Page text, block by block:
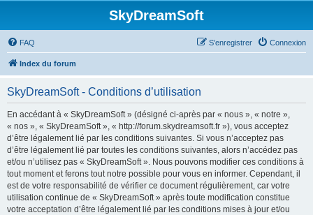
SkyDreamSoft
FAQ Connexion
S’enregistrer
Index du forum
SkyDreamSoft - Conditions d’utilisation
En accédant à « SkyDreamSoft » (désigné ci-après par « nous », « notre »,
« nos », « SkyDreamSoft », « http://forum.skydreamsoft.fr »), vous acceptez
d’être légalement lié par les conditions suivantes. Si vous n’acceptez pas
d’être légalement lié par toutes les conditions suivantes, alors n’accédez pas
et/ou n’utilisez pas « SkyDreamSoft ». Nous pouvons modifier ces conditions à
tout moment et ferons tout notre possible pour vous en informer. Cependant, il
est de votre responsabilité de vérifier ce document régulièrement, car votre
utilisation continue de « SkyDreamSoft » après toute modification constitue
votre acceptation d’être légalement lié par les conditions mises à jour et/ou